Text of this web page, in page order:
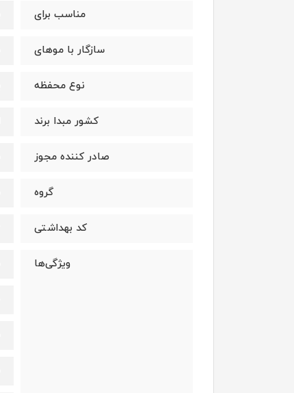
مناسب برای
سازگار با موهای
نوع محفظه
کشور مبدا برند
صادر کننده مجوز
گروه
کد بهداشتی
ویژگی‌ها